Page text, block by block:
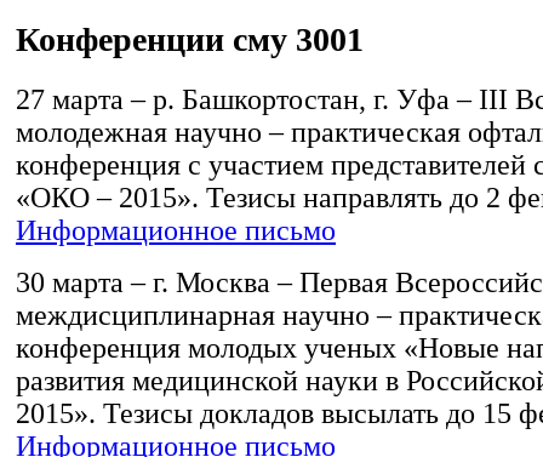
Конференции сму 3001
27 марта – р. Башкортостан, г. Уфа – III
молодежная научно – практическая
конференция с участием
«ОКО – 2015». Тезисы направлять до 2
Информационное письмо
30 марта – г. Москва – Первая
междисциплинарная научно –
конференция молодых ученых «Новые
развития медицинской науки в
2015». Тезисы докладов высылать до 15
Информационное письмо